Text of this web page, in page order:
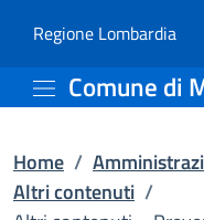
Altri
Regione Lombardia
Comune di
Home /
Altri contenuti /